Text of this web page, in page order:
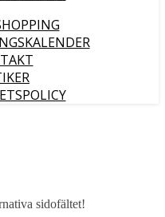
sidofältet!